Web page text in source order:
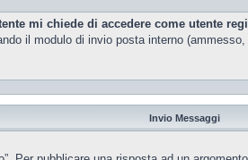
mi chiede di accedere come utente
il modulo di invio posta interno
Invio Messaggi